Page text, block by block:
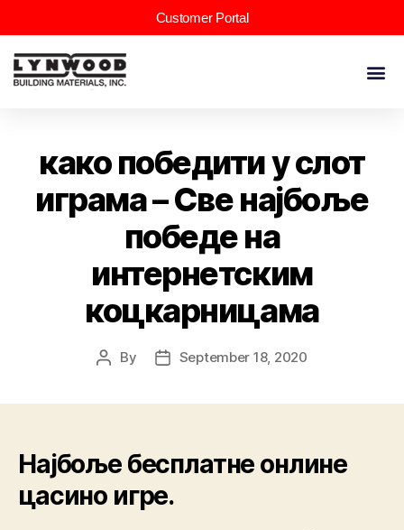
Customer Portal
како победити у слот
играма – Све најбоље
победе на
интернетским
коцкарницама
By September 18, 2020
Најбоље бесплатне онлине
цасино игре.